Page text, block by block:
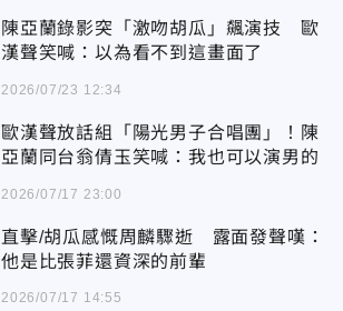
陳亞蘭錄影突「激吻胡瓜」飆演技 歐
漢聲笑喊：以為看不到這畫面了
2026/07/23 12:34
歐漢聲放話組「陽光男子合唱團」！陳
亞蘭同台翁倩玉笑喊：我也可以演男的
2026/07/17 23:00
直擊/胡瓜感慨周麟驟逝 露面發聲嘆：
他是比張菲還資深的前輩
2026/07/17 14:55